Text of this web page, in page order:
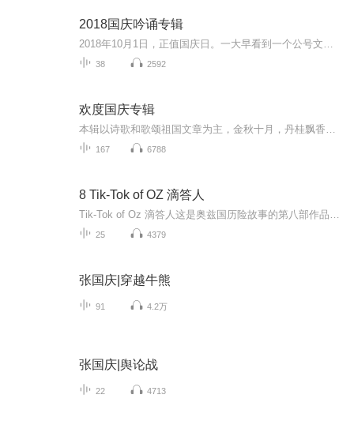
2018国庆吟诵专辑
38 2592
欢度国庆专辑
167 6788
8 Tik-Tok of OZ 滴答人
25 4379
张国庆|穿越牛熊
91 4.2万
张国庆|舆论战
22 4713